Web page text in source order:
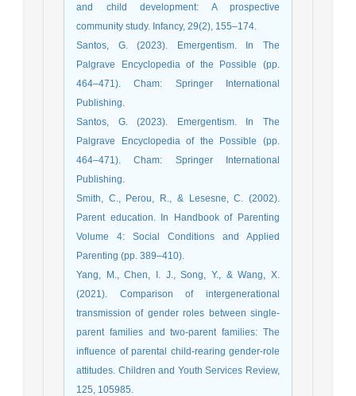
and child development: A prospective
community study. Infancy, 29(2), 155–174.
Santos, G. (2023). Emergentism. In The
Palgrave Encyclopedia of the Possible (pp.
464–471). Cham: Springer International
Publishing.
Santos, G. (2023). Emergentism. In The
Palgrave Encyclopedia of the Possible (pp.
464–471). Cham: Springer International
Publishing.
Smith, C., Perou, R., & Lesesne, C. (2002).
Parent education. In Handbook of Parenting
Volume 4: Social Conditions and Applied
Parenting (pp. 389–410).
Yang, M., Chen, I. J., Song, Y., & Wang, X.
(2021). Comparison of intergenerational
transmission of gender roles between single-
parent families and two-parent families: The
influence of parental child-rearing gender-role
attitudes. Children and Youth Services Review,
125, 105985.